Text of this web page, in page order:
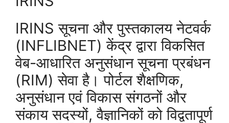
IRINS सूचना और पुस्तकालय नेटवर्क
(INFLIBNET) केंद्र द्वारा विकसित
वेब-आधारित अनुसंधान सूचना प्रबंधन
(RIM) सेवा है। पोर्टल शैक्षणिक,
अनुसंधान एवं विकास संगठनों और
संकाय सदस्यों, वैज्ञानिकों को विद्वतापूर्ण